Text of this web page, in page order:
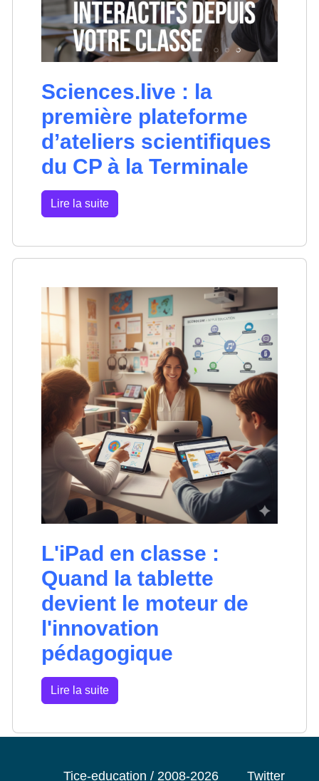
Sciences.live : la
première plateforme
d’ateliers scientifiques
du CP à la Terminale
Lire la suite
L'iPad en classe :
Quand la tablette
devient le moteur de
l'innovation
pédagogique
Lire la suite
Tice-education / 2008-2026 Twitter